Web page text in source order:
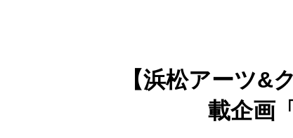
【浜松アーツ&
載企画